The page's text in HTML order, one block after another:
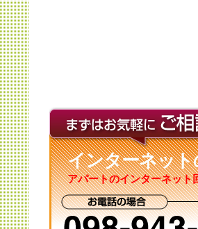
インターネッ
アパートのインターネット